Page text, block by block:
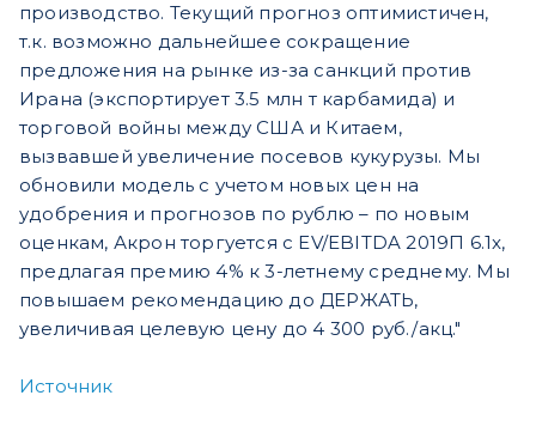
производство. Текущий прогноз оптимистичен,
т.к. возможно дальнейшее сокращение
предложения на рынке из-за санкций против
Ирана (экспортирует 3.5 млн т карбамида) и
торговой войны между США и Китаем,
вызвавшей увеличение посевов кукурузы. Мы
обновили модель с учетом новых цен на
удобрения и прогнозов по рублю – по новым
оценкам, Акрон торгуется с EV/EBITDA 2019П 6.1x,
предлагая премию 4% к 3-летнему среднему. Мы
повышаем рекомендацию до ДЕРЖАТЬ,
увеличивая целевую цену до 4 300 руб./акц."
Источник